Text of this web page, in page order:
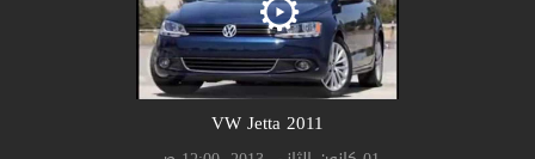
2011 VW Jetta